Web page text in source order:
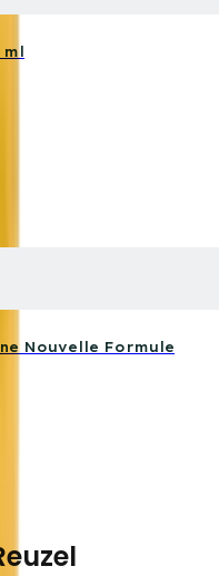
ml
Nouvelle Formule